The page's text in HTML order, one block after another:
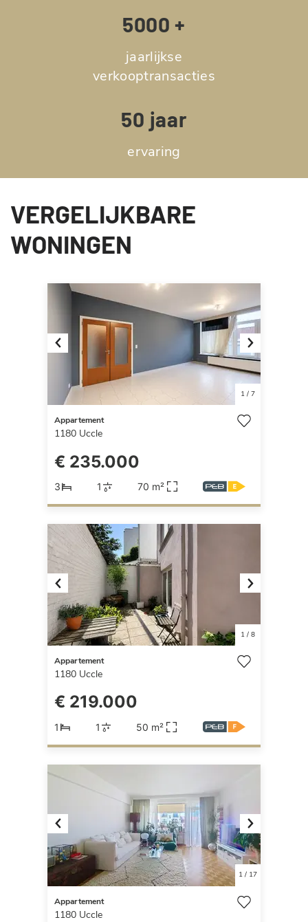
5000 +
jaarlijkse
verkooptransacties
50 jaar
ervaring
VERGELIJKBARE
WONINGEN
Previous Next
1/ 7
Appartement
1180 Uccle
€ 235.000
3 1 70 m²
Previous Next
1/ 8
Appartement
1180 Uccle
€ 219.000
1 1 50 m²
Previous Next
1/ 17
Appartement
1180 Uccle